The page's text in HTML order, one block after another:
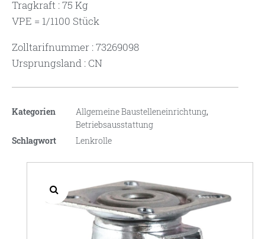
Tragkraft : 75 Kg
VPE = 1/1100 Stück
Zolltarifnummer : 73269098
Ursprungsland : CN
Kategorien Allgemeine Baustelleneinrichtung,
Betriebsausstattung
Schlagwort
Lenkrolle